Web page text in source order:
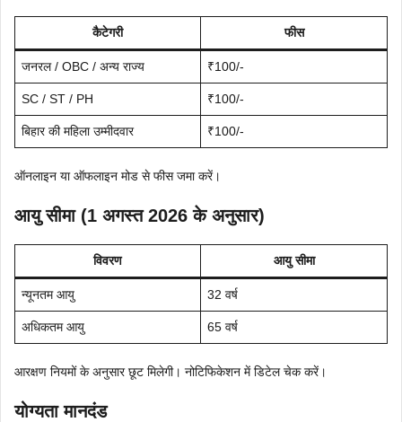
कैटेगरी फीस
जनरल / OBC / अन्य राज्य ₹100/-
SC / ST / PH ₹100/-
बिहार की महिला उम्मीदवार ₹100/-
ऑनलाइन या ऑफलाइन मोड से फीस जमा करें।
आयु सीमा (1 अगस्त 2026 के अनुसार)
विवरण आयु सीमा
न्यूनतम आयु 32 वर्ष
अधिकतम आयु 65 वर्ष
आरक्षण नियमों के अनुसार छूट मिलेगी। नोटिफिकेशन में डिटेल चेक करें।
योग्यता मानदंड